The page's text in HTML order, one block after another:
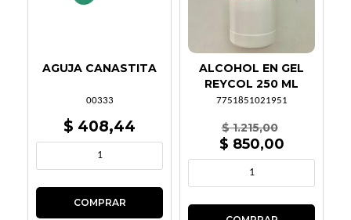
AGUJA CANASTITA
00333
$ 408,44
ALCOHOL EN GEL
REYCOL 250 ML
7751851021951
$ 1.215,00
$ 850,00